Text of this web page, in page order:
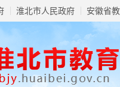
淮北市人民政府 安徽省